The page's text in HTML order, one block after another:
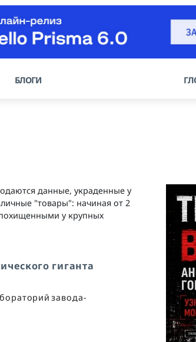
БЛОГИ
данные, украденные у
"товары": начиная от 2
у крупных
гиганта
завода-